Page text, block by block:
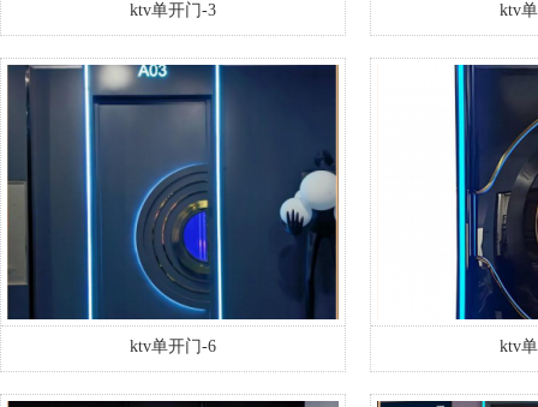
ktv单开门-3 ktv
ktv单开门-6 ktv